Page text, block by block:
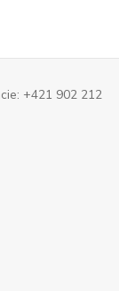
+421 902 212